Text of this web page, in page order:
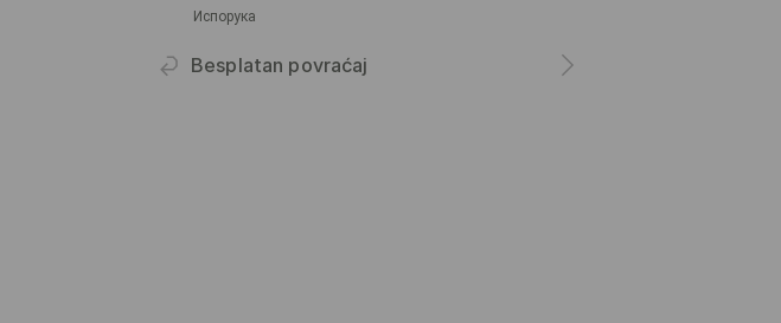
Испорука
Besplatan povraćaj